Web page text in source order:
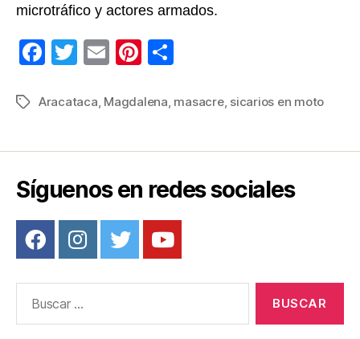
microtráfico y actores armados.
F
c
b
o
o
k
T
tt
E
ail
Pi
er
st
m
ar
tir
Etiquetas
Aracataca, Magdalena, masacre, sicarios en moto
Síguenos en redes sociales